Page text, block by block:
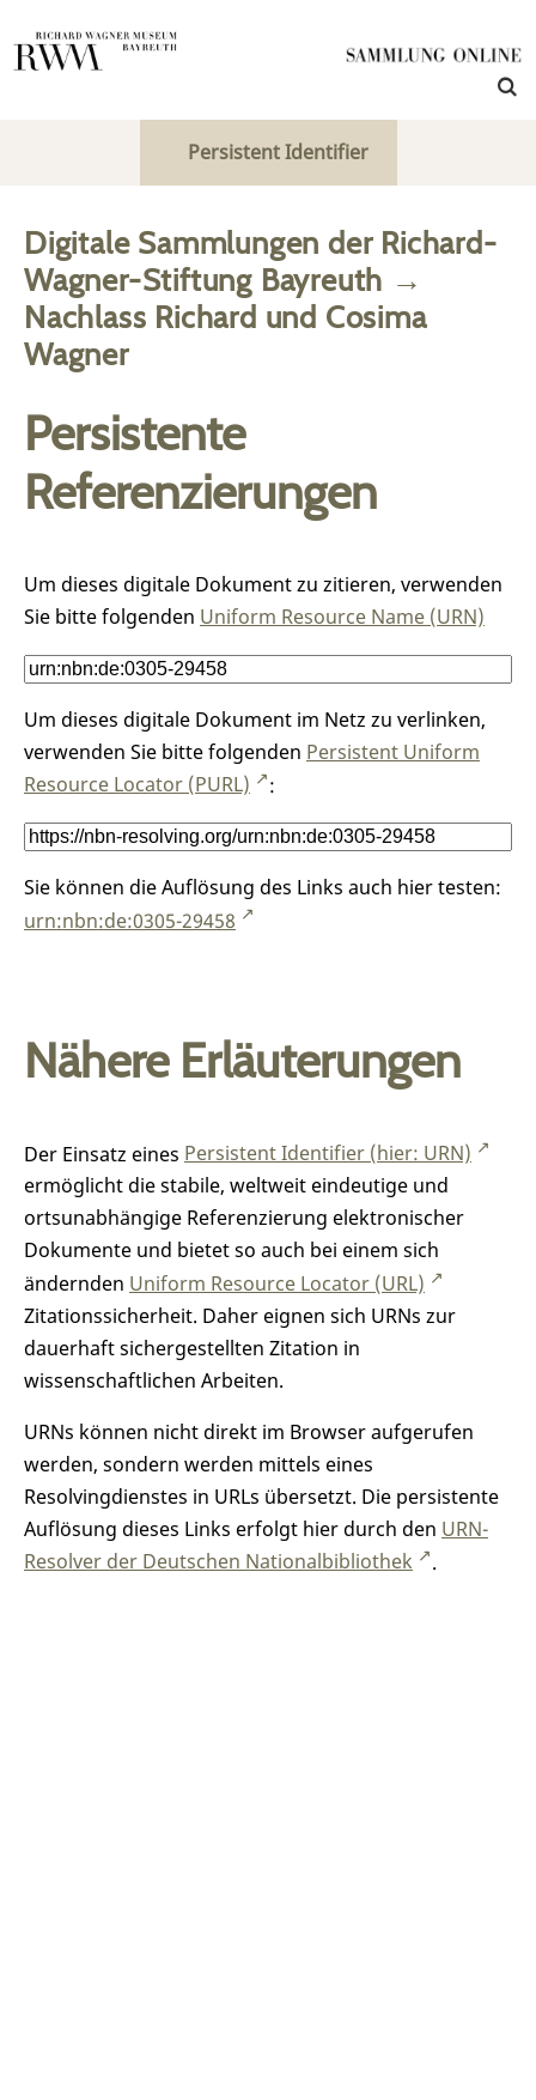
Persistent Identifier
Digitale Sammlungen der Richard-
Wagner-Stiftung Bayreuth →
Nachlass Richard und Cosima
Wagner
Persistente
Referenzierungen
Um dieses digitale Dokument zu zitieren, verwenden
Sie bitte folgenden Uniform Resource Name (URN)
Um dieses digitale Dokument im Netz zu verlinken,
verwenden Sie bitte folgenden Persistent Uniform
Resource Locator (PURL)
:
Sie können die Auflösung des Links auch hier testen:
urn:nbn:de:0305-29458
Nähere Erläuterungen
Der Einsatz eines Persistent Identifier (hier: URN)
ermöglicht die stabile, weltweit eindeutige und
ortsunabhängige Referenzierung elektronischer
Dokumente und bietet so auch bei einem sich
ändernden Uniform Resource Locator (URL)
Zitationssicherheit. Daher eignen sich URNs zur
dauerhaft sichergestellten Zitation in
wissenschaftlichen Arbeiten.
URNs können nicht direkt im Browser aufgerufen
werden, sondern werden mittels eines
Resolvingdienstes in URLs übersetzt. Die persistente
Auflösung dieses Links erfolgt hier durch den URN-
Resolver der Deutschen Nationalbibliothek
.